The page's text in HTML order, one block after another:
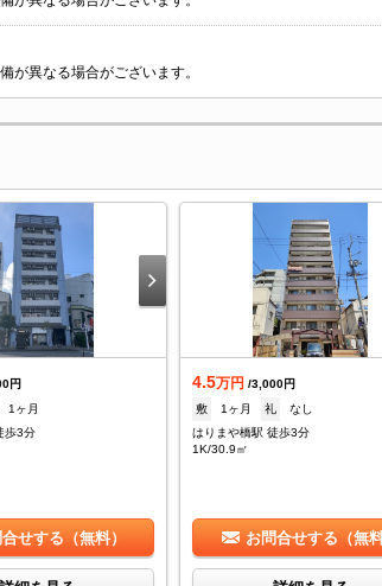
が異なる場合がございます。
円
1ヶ月
歩3分
せする（無料）
4.5万円 /3,000円
敷
1ヶ月 礼
なし
はりまや橋駅 徒歩3分
1K/30.9㎡
お問合せする（無料